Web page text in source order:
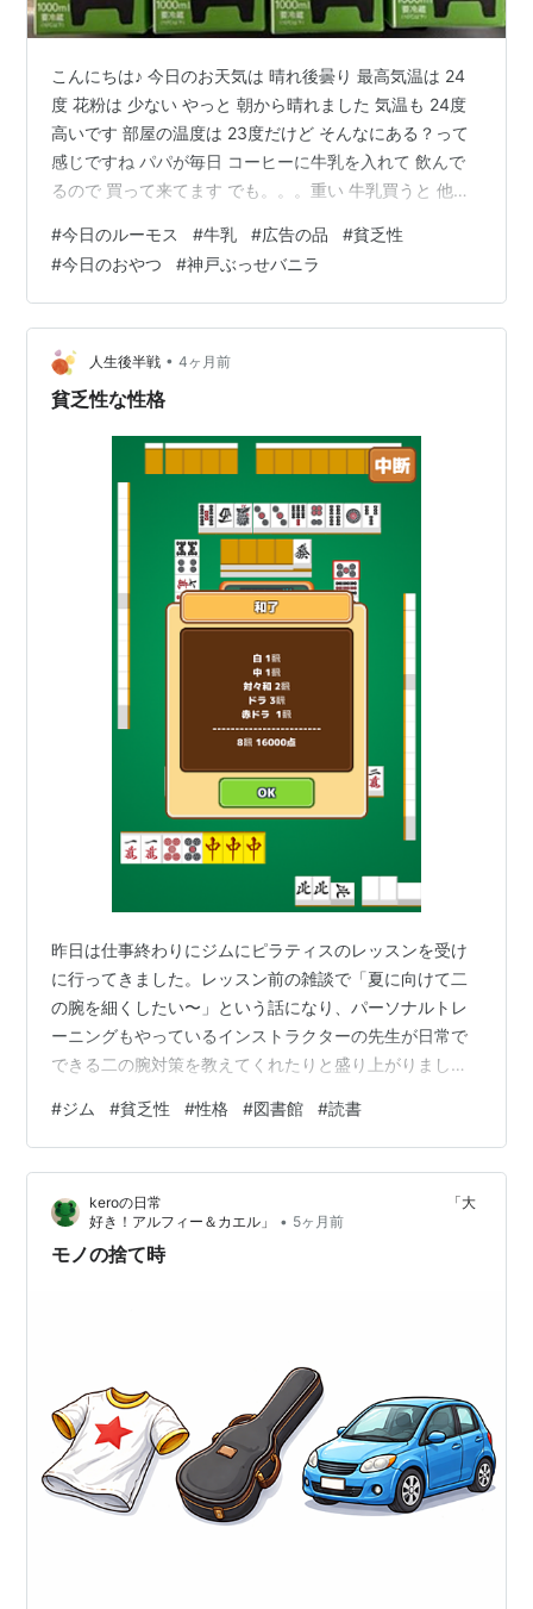
こんにちは♪ 今日のお天気は 晴れ後曇り 最高気温は 24
度 花粉は 少ない やっと 朝から晴れました 気温も 24度
高いです 部屋の温度は 23度だけど そんなにある？って
感じですね パパが毎日 コーヒーに牛乳を入れて 飲んで
るので 買って来てます でも。。。重い 牛乳買うと 他の
って来て欲しいけど コンビニは 高いのよね。。。 今週
は スーパーに行っても 「広告の品」しか 買ってないよ
～(笑) 自分の 誕生日の財布買ったけど どこかで 帳尻を
合わそうとしてる 自分がある 貧乏性なのね。。。😂 今
日のおやつ 神戸ぶっせ バニラ バニラ・…
#今日のルーモス #牛乳 #広告の品 #貧乏性
#今日のおやつ #神戸ぶっせバニラ
人生後半戦 • 4ヶ月前
貧乏性な性格
昨日は仕事終わりにジムにピラティスのレッスンを受け
に行ってきました。レッスン前の雑談で「夏に向けて二
の腕を細くしたい〜」という話になり、パーソナルトレ
ーニングもやっているインストラクターの先生が日常で
できる二の腕対策を教えてくれたりと盛り上がりまし
楽しく通っています。最近はヨガやピラティスのスタジ
オレッスンだけですが、月に4回は行くので7000円ちょ
っとの月会費の元はとれているかな、と。他にも疲れた
日はマッサージ機だけ使いに行ったり、歯のホワイトニ
ングも月に１度くらいは行っています。ひとえにジムが
続いているのは私が「貧乏性」で「元を取らねば！…
#ジム #貧乏性 #性格 #図書館 #読書
keroの日常 「大
好き！アルフィー＆カエル」
• 5ヶ月前
モノの捨て時